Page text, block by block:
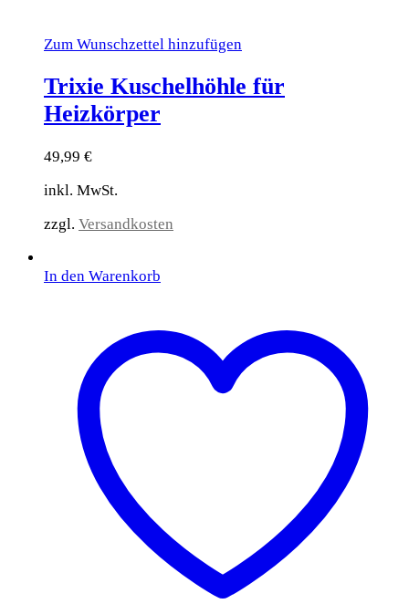
Zum Wunschzettel hinzufügen
Trixie Kuschelhöhle für
Heizkörper
49,99 €
inkl. MwSt.
zzgl. Versandkosten
In den Warenkorb